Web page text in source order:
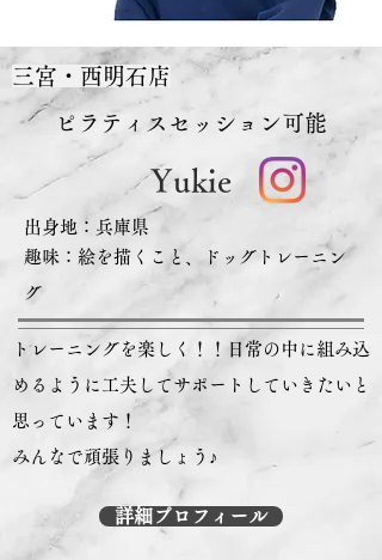
三宮・西明石店
ピラティスセッション可能
​Yukie
出身地：​兵庫県
趣味：絵を描くこと、ドッグトレーニン
グ
トレーニングを楽しく！！日常の中に組み込
めるように工夫してサポートしていきたいと
思っています！
みんなで頑張りましょう♪
詳細プロフィール